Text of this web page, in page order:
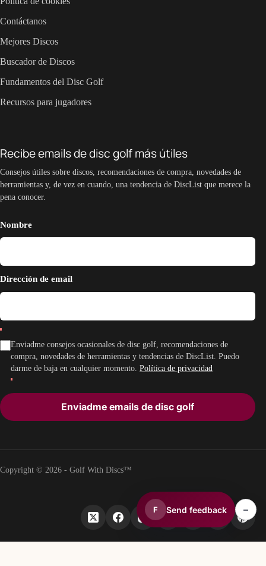
Contáctanos
Mejores Discos
Buscador de Discos
Fundamentos del Disc Golf
Recursos para jugadores
Recibe emails de disc golf más útiles
Consejos útiles sobre discos, recomendaciones de compra, novedades de
herramientas y, de vez en cuando, una tendencia de DiscList que merece la
pena conocer.
Nombre
Dirección de email
Enviadme consejos ocasionales de disc golf, recomendaciones de
compra, novedades de herramientas y tendencias de DiscList. Puedo
darme de baja en cualquier momento. Política de privacidad
Enviadme emails de disc golf
Copyright © 2026 - Golf With Discs™
F Send feedback –